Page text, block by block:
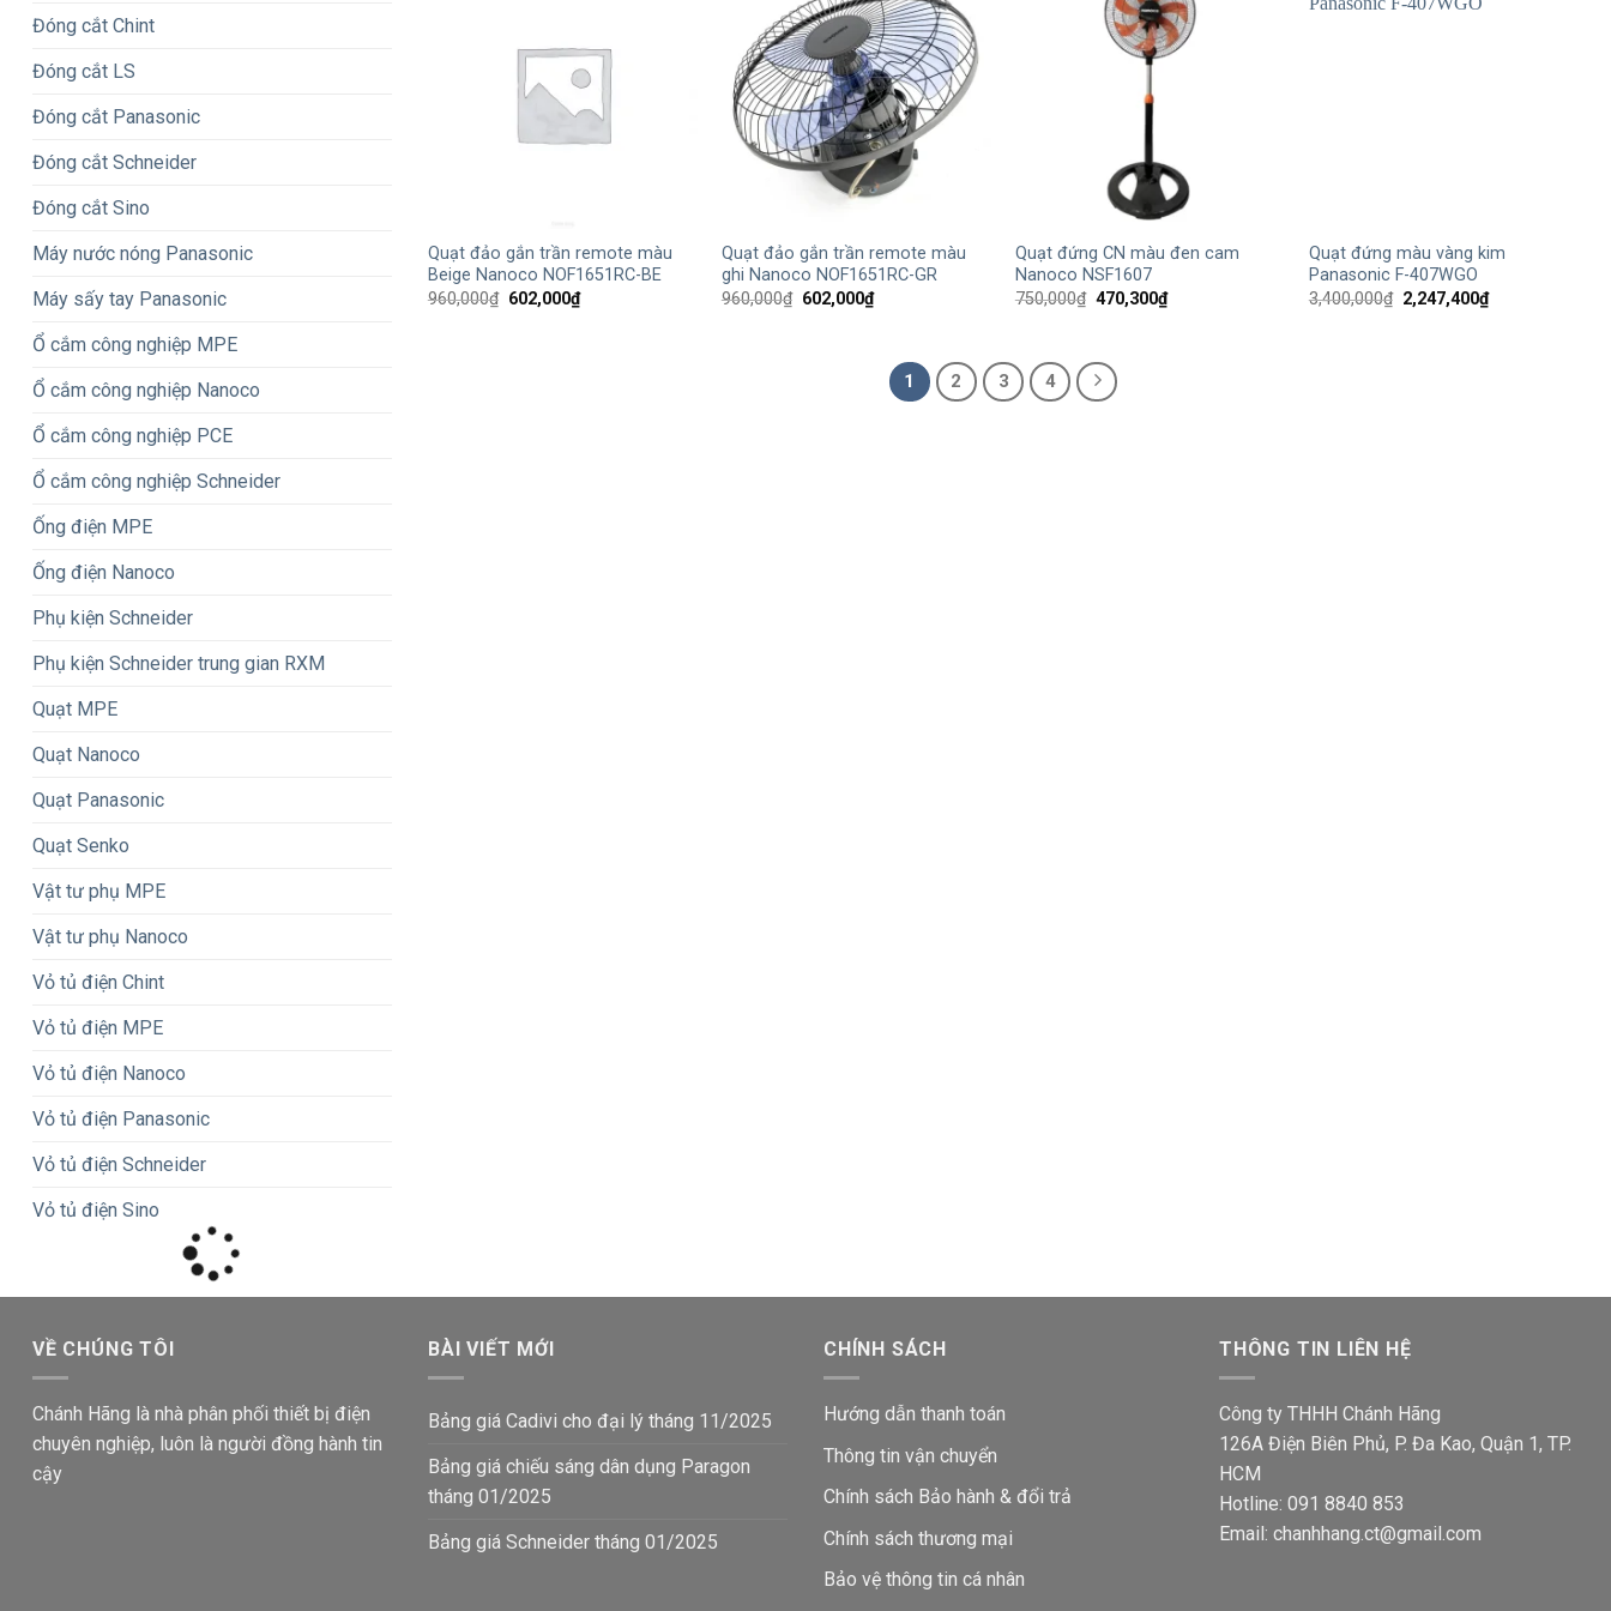
Đóng cắt Chint
Đóng cắt LS
Đóng cắt Panasonic
Đóng cắt Schneider
Đóng cắt Sino
Máy nước nóng Panasonic
Máy sấy tay Panasonic
Ổ cắm công nghiệp MPE
Ổ cắm công nghiệp Nanoco
Ổ cắm công nghiệp PCE
Ổ cắm công nghiệp Schneider
Ống điện MPE
Ống điện Nanoco
Phụ kiện Schneider
Phụ kiện Schneider trung gian RXM
Quạt MPE
Quạt Nanoco
Quạt Panasonic
Quạt Senko
Vật tư phụ MPE
Vật tư phụ Nanoco
Vỏ tủ điện Chint
Vỏ tủ điện MPE
Vỏ tủ điện Nanoco
Vỏ tủ điện Panasonic
Vỏ tủ điện Schneider
Vỏ tủ điện Sino
Quạt đảo gắn trần remote màu
Beige Nanoco NOF1651RC-BE
960,000₫ Giá
602,000₫Giá
hiện
Quạt đảo gắn trần remote màu
ghi Nanoco NOF1651RC-GR
960,000₫ Giá
602,000₫Giá
hiện
602,000₫.
Quạt đứng CN màu đen cam
Nanoco NSF1607
750,000₫ Giá
470,300₫Giá
hiện
Quạt đứng màu vàng kim
Panasonic F-407WGO
3,400,000₫ Giá
gốc
2,247,400₫Giá
hiện
1 2 3 4
VỀ CHÚNG TÔI
Chánh Hãng là nhà phân phối thiết bị điện
chuyên nghiệp, luôn là người đồng hành tin
cậy
BÀI VIẾT MỚI
Bảng giá Cadivi cho đại lý tháng 11/2025
Bảng giá chiếu sáng dân dụng Paragon
tháng 01/2025
Bảng giá Schneider tháng 01/2025
CHÍNH SÁCH
Hướng dẫn thanh toán
Thông tin vận chuyển
Chính sách Bảo hành & đổi trả
Chính sách thương mại
Bảo vệ thông tin cá nhân
THÔNG TIN LIÊN HỆ
Công ty THHH Chánh Hãng
126A Điện Biên Phủ, P. Đa Kao, Quận 1, TP.
HCM
Hotline: 091 8840 853
Email: chanhhang.ct@gmail.com